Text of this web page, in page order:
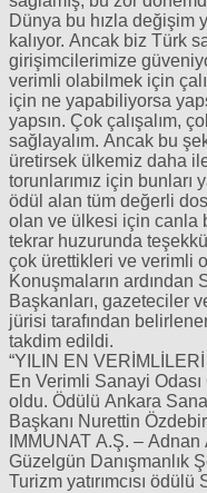
Dünya bu hızla değişim
kalıyor. Ancak biz Türk
girişimcilerimize
verimli olabilmek için
için ne yapabiliyorsa
yapsın. Çok çalışalım,
sağlayalım. Ancak bu
üretirsek ülkemiz daha
torunlarımız için bunları
ödül alan tüm değerli
olan ve ülkesi için canla
tekrar huzurunda
çok ürettikleri ve verimli
Konuşmaların ardından
Başkanları, gazeteciler
jürisi tarafından
takdim edildi.
“YILIN EN
En Verimli Sanayi Odası
oldu. Ödülü Ankara
Başkanı Nurettin
IMMUNAT A.Ş. – Adnan
Güzelgün Danışmanlık
Turizm yatırımcısı